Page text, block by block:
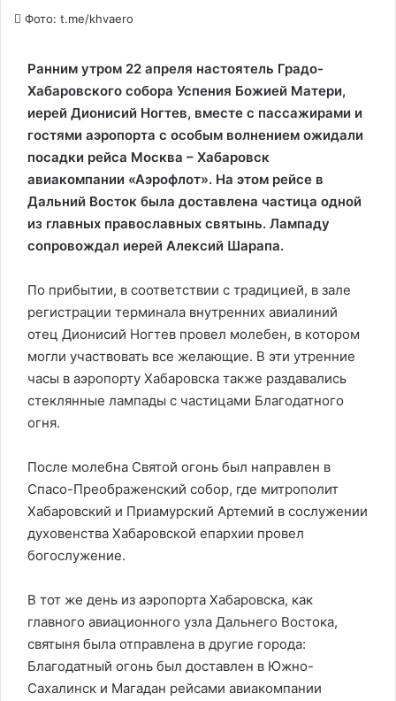
Фото: t.me/khvaero
Ранним утром 22 апреля настоятель Градо-
Хабаровского собора Успения Божией Матери,
иерей Дионисий Ногтев, вместе с пассажирами и
гостями аэропорта с особым волнением ожидали
посадки рейса Москва – Хабаровск
авиакомпании «Аэрофлот». На этом рейсе в
Дальний Восток была доставлена частица одной
из главных православных святынь. Лампаду
сопровождал иерей Алексий Шарапа.
По прибытии, в соответствии с традицией, в зале
регистрации терминала внутренних авиалиний
отец Дионисий Ногтев провел молебен, в котором
могли участвовать все желающие. В эти утренние
часы в аэропорту Хабаровска также раздавались
стеклянные лампады с частицами Благодатного
огня.
После молебна Святой огонь был направлен в
Спасо-Преображенский собор, где митрополит
Хабаровский и Приамурский Артемий в сослужении
духовенства Хабаровской епархии провел
богослужение.
В тот же день из аэропорта Хабаровска, как
главного авиационного узла Дальнего Востока,
святыня была отправлена в другие города:
Благодатный огонь был доставлен в Южно-
Сахалинск и Магадан рейсами авиакомпании